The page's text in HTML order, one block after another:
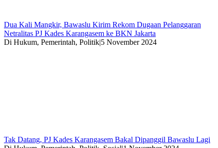
Dua Kali Mangkir, Bawaslu Kirim Rekom Dugaan Pelanggaran
Netralitas PJ Kades Karangasem ke BKN Jakarta
Di Hukum, Pemerintah, Politik|5 November 2024
Tak Datang, PJ Kades Karangasem Bakal Dipanggil Bawaslu Lagi